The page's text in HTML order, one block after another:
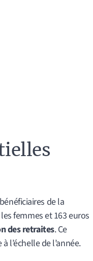
de la
femmes et 163 euros
des retraites. Ce
l’échelle de l’année.